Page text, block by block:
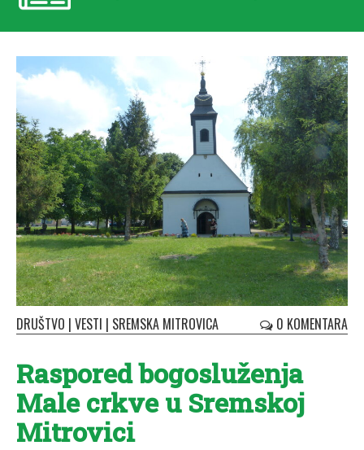
DRUŠTVO | VESTI | SREMSKA MITROVICA 0 KOMENTARA
Raspored bogosluženja
Male crkve u Sremskoj
Mitrovici